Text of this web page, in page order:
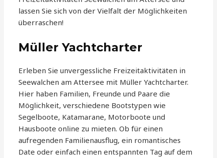
lassen Sie sich von der Vielfalt der Möglichkeiten
überraschen!
Müller Yachtcharter
Erleben Sie unvergessliche Freizeitaktivitäten in
Seewalchen am Attersee mit Müller Yachtcharter.
Hier haben Familien, Freunde und Paare die
Möglichkeit, verschiedene Bootstypen wie
Segelboote, Katamarane, Motorboote und
Hausboote online zu mieten. Ob für einen
aufregenden Familienausflug, ein romantisches
Date oder einfach einen entspannten Tag auf dem